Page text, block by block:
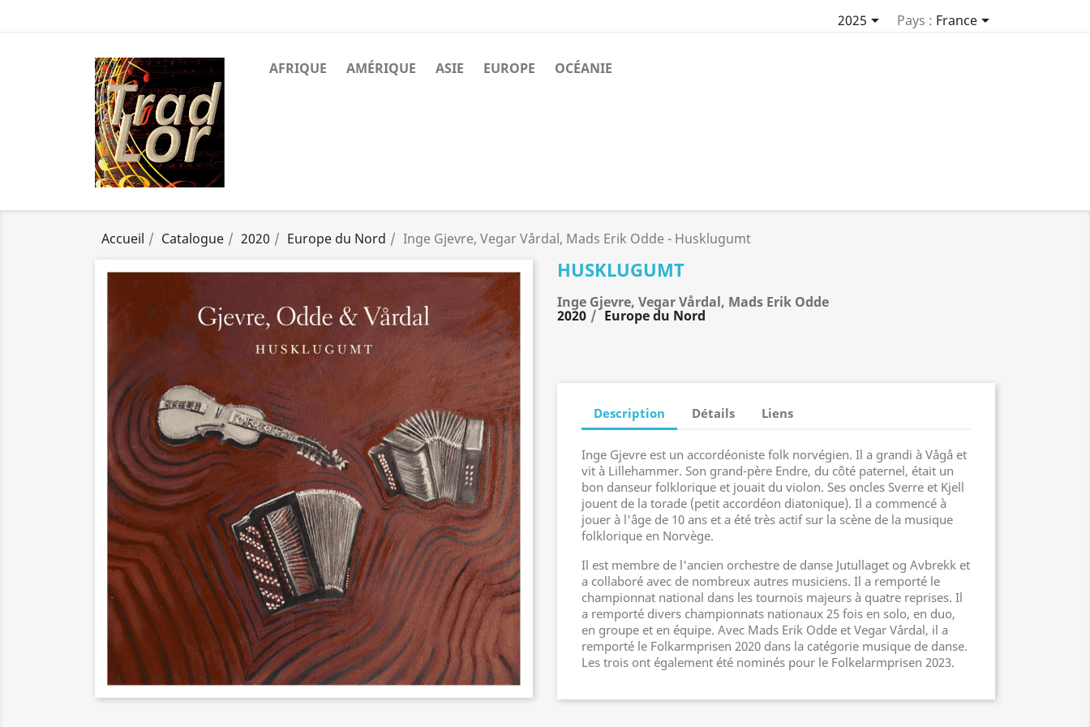
2025 Pays : France
AFRIQUE AMÉRIQUE ASIE EUROPE OCÉANIE
Accueil Catalogue 2020 Europe du Nord Inge Gjevre, Vegar Vårdal, Mads Erik Odde - Husklugumt
HUSKLUGUMT
Inge Gjevre, Vegar Vårdal, Mads Erik Odde
2020 Europe du Nord
Description Détails Liens
Inge Gjevre est un accordéoniste folk norvégien. Il a grandi à Vågå et
vit à Lillehammer. Son grand-père Endre, du côté paternel, était un
bon danseur folklorique et jouait du violon. Ses oncles Sverre et Kjell
jouent de la torade (petit accordéon diatonique). Il a commencé à
jouer à l'âge de 10 ans et a été très actif sur la scène de la musique
folklorique en Norvège.
Il est membre de l'ancien orchestre de danse Jutullaget og Avbrekk et
a collaboré avec de nombreux autres musiciens. Il a remporté le
championnat national dans les tournois majeurs à quatre reprises. Il
a remporté divers championnats nationaux 25 fois en solo, en duo,
en groupe et en équipe. Avec Mads Erik Odde et Vegar Vårdal, il a
remporté le Folkarmprisen 2020 dans la catégorie musique de danse.
Les trois ont également été nominés pour le Folkelarmprisen 2023.